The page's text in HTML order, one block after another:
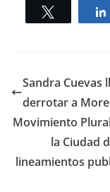
Twittear
Sandra Cuevas
derrotar a
Movimiento
la Ciudad
lineamientos